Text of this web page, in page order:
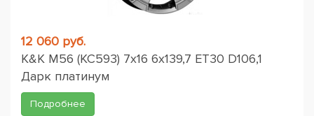
12 060 руб.
K&K M56 (КС593) 7x16 6x139,7 ET30 D106,1
Дарк платинум
Подробнее